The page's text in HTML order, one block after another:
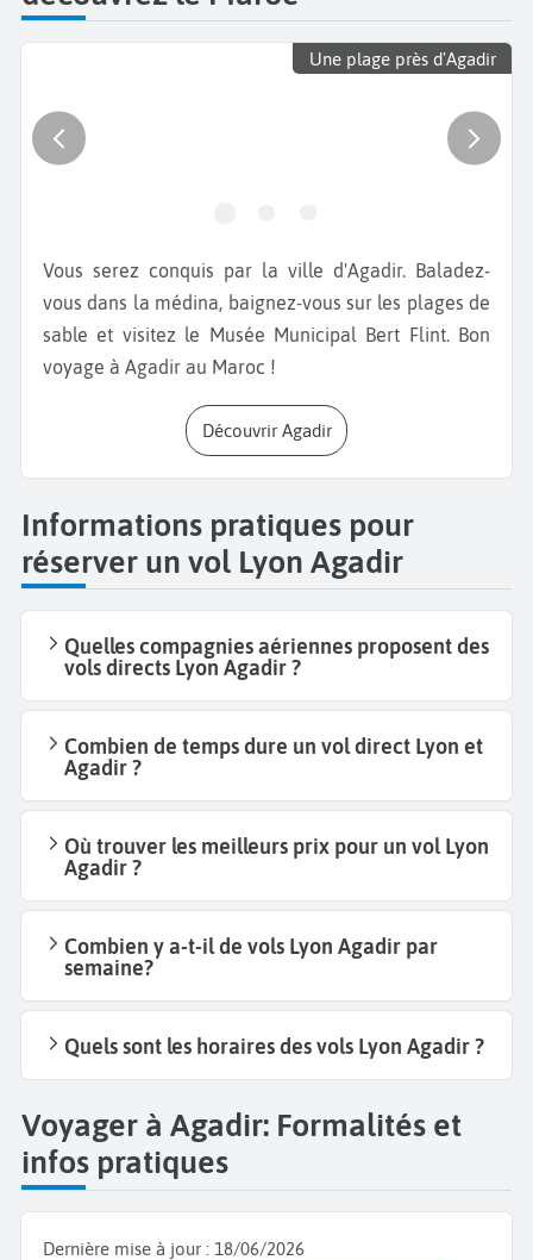
Une plage près d'Agadir
Vous serez conquis par la ville d'Agadir. Baladez-
vous dans la médina, baignez-vous sur les plages de
sable et visitez le Musée Municipal Bert Flint. Bon
voyage à Agadir au Maroc !
Découvrir Agadir
Informations pratiques pour
réserver un vol Lyon Agadir
Quelles compagnies aériennes proposent des
vols directs Lyon Agadir ?
Combien de temps dure un vol direct Lyon et
Agadir ?
Où trouver les meilleurs prix pour un vol Lyon
Agadir ?
Combien y a-t-il de vols Lyon Agadir par
semaine?
Quels sont les horaires des vols Lyon Agadir ?
Voyager à Agadir: Formalités et
infos pratiques
Dernière mise à jour : 18/06/2026